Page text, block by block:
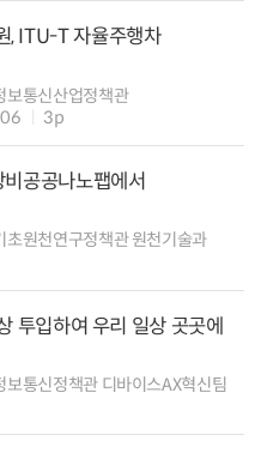
, ITU-T 자율주행차
보통신산업정책관
3p
공공나노팹에서
원천연구정책관 원천기술과
투입하여 우리 일상 곳곳에
통신정책관 디바이스AX혁신팀